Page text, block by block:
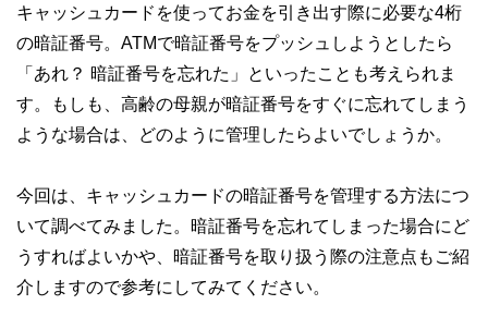
キャッシュカードを使ってお金を引き出す際に必要な4桁
の暗証番号。ATMで暗証番号をプッシュしようとしたら
「あれ？ 暗証番号を忘れた」といったことも考えられま
す。もしも、高齢の母親が暗証番号をすぐに忘れてしまう
ような場合は、どのように管理したらよいでしょうか。
今回は、キャッシュカードの暗証番号を管理する方法につ
いて調べてみました。暗証番号を忘れてしまった場合にど
うすればよいかや、暗証番号を取り扱う際の注意点もご紹
介しますので参考にしてみてください。